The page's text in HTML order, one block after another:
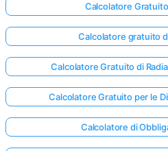
Calcolatore
Calcolatore gratuito
Calcolatore Gratuito di
Calcolatore Gratuito per le
Calcolatore di